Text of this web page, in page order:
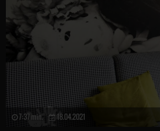
7:37 min. 18.04.2021